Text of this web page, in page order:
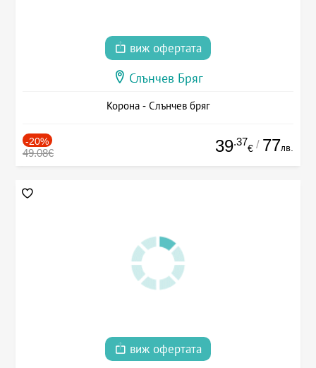
виж офертата
Слънчев Бряг
Корона - Слънчев бряг
-20%
49.08€ 39.37
€ / 77лв.
виж офертата